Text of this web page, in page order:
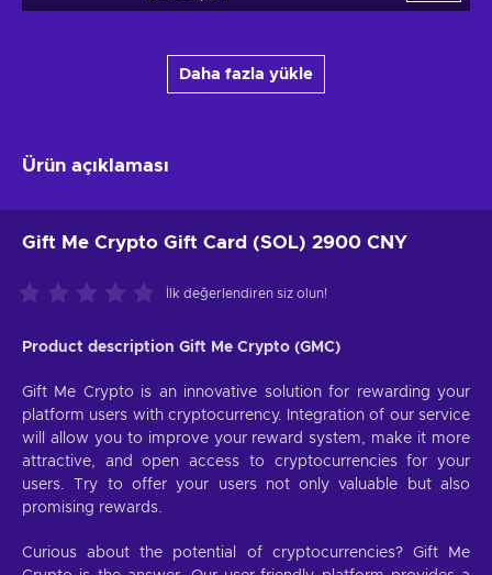
Daha fazla yükle
Ürün açıklaması
Gift Me Crypto Gift Card (SOL) 2900 CNY
İlk değerlendiren siz olun!
Product description Gift Me Crypto (GMC)
Gift Me Crypto is an innovative solution for rewarding your
platform users with cryptocurrency. Integration of our service
will allow you to improve your reward system, make it more
attractive, and open access to cryptocurrencies for your
users. Try to offer your users not only valuable but also
promising rewards.
Curious about the potential of cryptocurrencies? Gift Me